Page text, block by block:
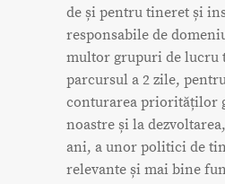
de și pentru tineret și
responsabile de
multor grupuri de lucru
parcursul a 2 zile,
conturarea priorităților
noastre și la
ani, a unor politici de
relevante și mai bine